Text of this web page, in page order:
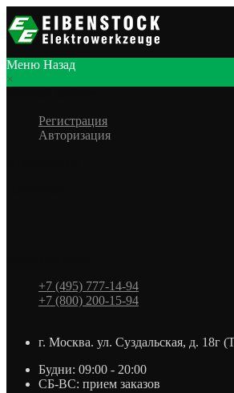
Меню Назад
×
Регистрация
Авторизация
+7 (495) 777-14-94
+7 (800) 200-15-94
г. Москва. ул. Суздальская, д.
Будни: 09:00 - 20:00
СБ-ВС: прием заказов